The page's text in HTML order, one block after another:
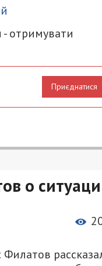
отримувати
Приєднатися
о